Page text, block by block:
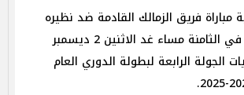
مباراة فريق الزمالك القادمة ضد نظيره
فريق غزل المحلة، في الثامنة مساء غد الاثنين 2 ديسمبر
الجولة الرابعة لبطولة الدوري العام